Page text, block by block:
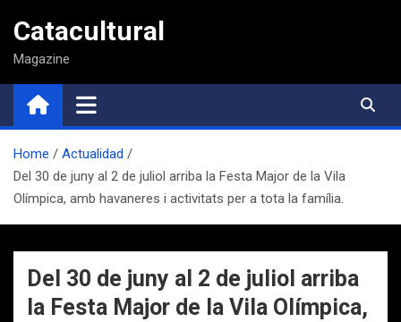
contenido
Catacultural
Magazine
Home
Actualidad
Del 30 de juny al 2 de juliol arriba la Festa Major de la Vila
Olímpica, amb havaneres i activitats per a tota la família.
Del 30 de juny al 2 de juliol arriba
la Festa Major de la Vila Olímpica,